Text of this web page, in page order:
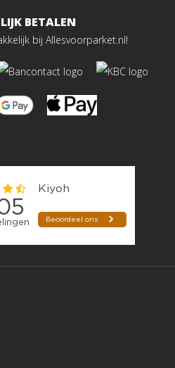
BETALEN
bij Allesvoorparket.nl!